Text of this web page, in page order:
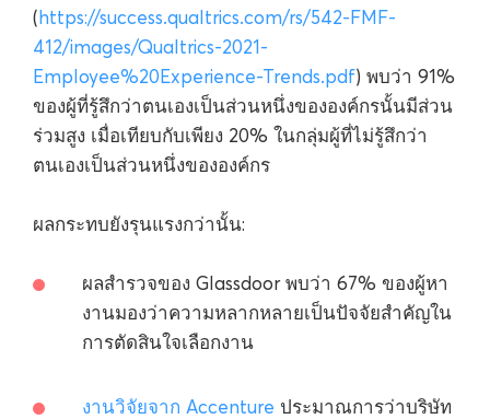
(https://success.qualtrics.com/rs/542-FMF-
412/images/Qualtrics-2021-
Employee%20Experience-Trends.pdf) พบว่า 91%
ของผู้ที่รู้สึกว่าตนเองเป็นส่วนหนึ่งขององค์กรนั้นมีส่วน
ร่วมสูง เมื่อเทียบกับเพียง 20% ในกลุ่มผู้ที่ไม่รู้สึกว่า
ตนเองเป็นส่วนหนึ่งขององค์กร
ผลกระทบยังรุนแรงกว่านั้น:
ผลสำรวจของ Glassdoor พบว่า 67% ของผู้หา
งานมองว่าความหลากหลายเป็นปัจจัยสำคัญใน
การตัดสินใจเลือกงาน
งานวิจัยจาก Accenture ประมาณการว่าบริษัท